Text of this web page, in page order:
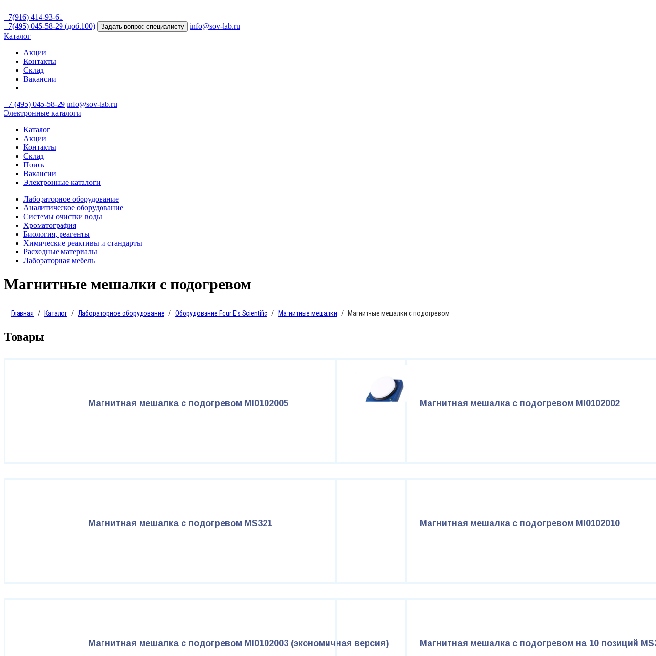
+7(916) 414-93-61
+7(495) 045-58-29 (доб.100)
Задать вопрос специалисту
info@sov-lab.ru
Каталог
Акции
Контакты
Склад
Вакансии
+7 (495) 045-58-29 info@sov-lab.ru
Электронные каталоги
Каталог
Акции
Контакты
Склад
Поиск
Вакансии
Электронные каталоги
Лабораторное оборудование
Аналитическое оборудование
Системы очистки воды
Хроматография
Биология, реагенты
Химические реактивы и стандарты
Расходные материалы
Лабораторная мебель
Магнитные мешалки с подогревом
Главная Каталог Лабораторное оборудование Оборудование Four E's Scientific Магнитные мешалки Магнитные мешалки с подогревом
Товары
Магнитная мешалка с подогревом MI0102005 Магнитная мешалка с подогревом MI0102002
Магнитная мешалка с подогревом MS321 Магнитная мешалка с подогревом MI0102010
Магнитная мешалка с подогревом MI0102003 (экономичная версия) Магнитная мешалка с подогревом на 10 позиций